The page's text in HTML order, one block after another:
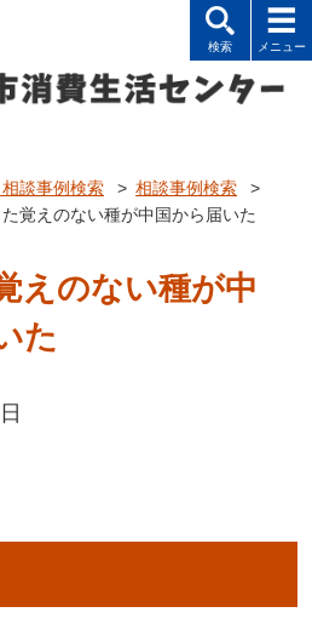
談事例検索 > 相談事例検索
>
覚えのない種が中国から届いた
えのない種が中
た